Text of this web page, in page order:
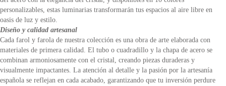
personalizables, estas luminarias transformarán tus espacios al aire libre en
oasis de luz y estilo.
Diseño y calidad artesanal
Cada farol y farola de nuestra colección es una obra de arte elaborada con
materiales de primera calidad. El tubo o cuadradillo y la chapa de acero se
combinan armoniosamente con el cristal, creando piezas duraderas y
visualmente impactantes. La atención al detalle y la pasión por la artesanía
española se reflejan en cada acabado, garantizando que tu inversión perdure